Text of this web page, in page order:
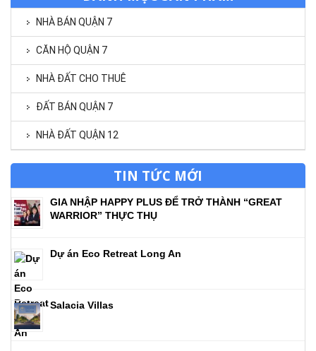
NHÀ BÁN QUẬN 7
CĂN HỘ QUẬN 7
NHÀ ĐẤT CHO THUÊ
ĐẤT BÁN QUẬN 7
NHÀ ĐẤT QUẬN 12
TIN TỨC MỚI
GIA NHẬP HAPPY PLUS ĐỂ TRỞ THÀNH “GREAT
WARRIOR” THỰC THỤ
Dự án Eco Retreat Long An
Salacia Villas